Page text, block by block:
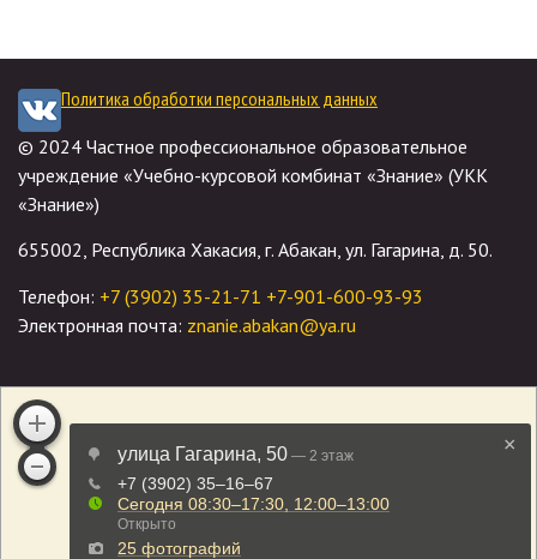
Политика обработки персональных данных
© 2024 Частное профессиональное образовательное
учреждение «Учебно-курсовой комбинат «Знание» (УКК
«Знание»)
655002, Республика Хакасия, г. Абакан, ул. Гагарина, д. 50.
Телефон: +7 (3902) 35-21-71 +7-901-600-93-93
Электронная почта: znanie.abakan@ya.ru